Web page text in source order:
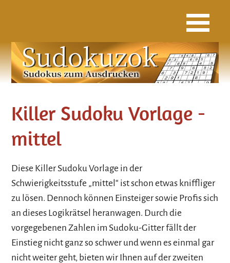
Killer Sudoku Vorlage -
mittel
Diese Killer Sudoku Vorlage in der
Schwierigkeitsstufe „mittel“ ist schon etwas kniffliger
zu lösen. Dennoch können Einsteiger sowie Profis sich
an dieses Logikrätsel heranwagen. Durch die
vorgegebenen Zahlen im Sudoku-Gitter fällt der
Einstieg nicht ganz so schwer und wenn es einmal gar
nicht weiter geht, bieten wir Ihnen auf der zweiten